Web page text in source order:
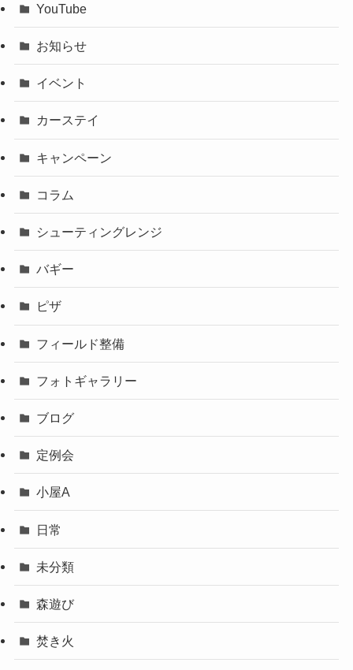
YouTube
お知らせ
イベント
カーステイ
キャンペーン
コラム
シューティングレンジ
バギー
ピザ
フィールド整備
フォトギャラリー
ブログ
定例会
小屋A
日常
未分類
森遊び
焚き火